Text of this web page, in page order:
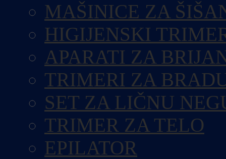
MAŠINICE ZA
HIGIJENSKI
APARATI ZA
TRIMERI ZA
SET ZA LIČNU
TRIMER ZA TELO
EPILATOR